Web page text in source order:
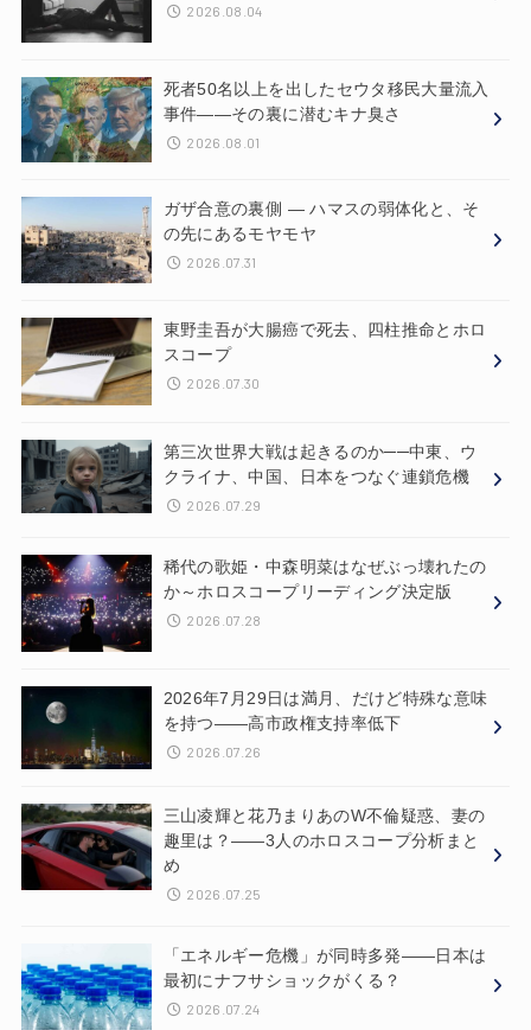
2026.08.04
死者50名以上を出したセウタ移民大量流入
事件——その裏に潜むキナ臭さ
2026.08.01
ガザ合意の裏側 ― ハマスの弱体化と、そ
の先にあるモヤモヤ
2026.07.31
東野圭吾が大腸癌で死去、四柱推命とホロ
スコープ
2026.07.30
第三次世界大戦は起きるのか──中東、ウ
クライナ、中国、日本をつなぐ連鎖危機
2026.07.29
稀代の歌姫・中森明菜はなぜぶっ壊れたの
か～ホロスコープリーディング決定版
2026.07.28
2026年7月29日は満月、だけど特殊な意味
を持つ——高市政権支持率低下
2026.07.26
三山凌輝と花乃まりあのW不倫疑惑、妻の
趣里は？——3人のホロスコープ分析まと
め
2026.07.25
「エネルギー危機」が同時多発——日本は
最初にナフサショックがくる？
2026.07.24